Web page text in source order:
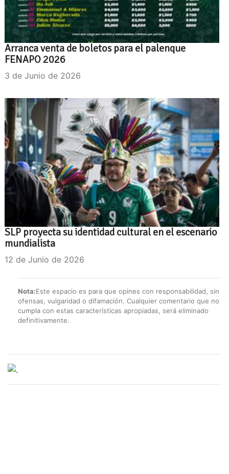
Arranca venta de boletos para el palenque
FENAPO 2026
3 de Junio de 2026
SLP proyecta su identidad cultural en el escenario
mundialista
12 de Junio de 2026
Nota:Este espacio es para que opines con responsabilidad, sin
ofensas, vulgaridad o difamación. Cualquier comentario que no
cumpla con estas características apropiadas, será eliminado
definitivamente.